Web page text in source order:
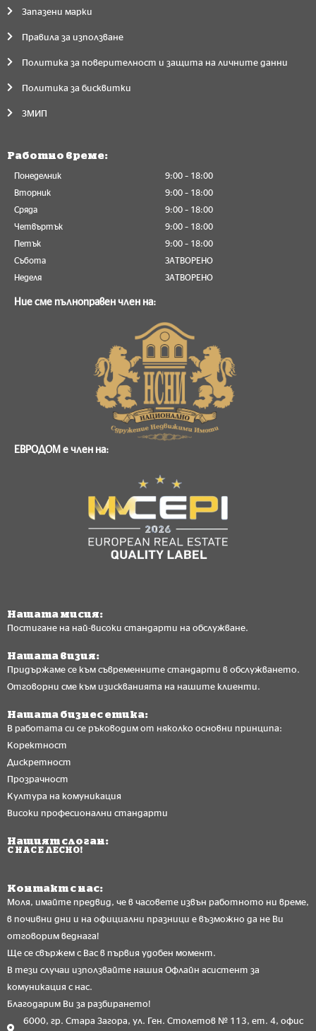
Запазени марки
Правила за използване
Политика за поверителност и защита на личните данни
Политика за бисквитки
ЗМИП
Работно време:
Понеделник
Вторник
Сряда
Четвъртък
Петък
Събота
Неделя
9:00 – 18:00
9:00 – 18:00
9:00 – 18:00
9:00 – 18:00
9:00 – 18:00
ЗАТВОРЕНО
ЗАТВОРЕНО
Ние сме пълноправен член на:
ЕВРОДОМ е член на:
Нашата мисия:
Постигане на най-високи стандарти на обслужване.
Нашата визия:
Придържаме се към съвременните стандарти в обслужването.
Отговорни сме към изискванията на нашите клиенти.
Нашата бизнес етика:
В работата си се ръководим от няколко основни принципа:
Коректност
Дискретност
Прозрачност
Култура на комуникация
Високи професионални стандарти
Нашият слоган:
С НАС Е ЛЕСНО!
Контакт с нас:
Моля, имайте предвид, че в часовете извън работното ни време,
в почивни дни и на официални празници е възможно да не Ви
отговорим веднага!
Ще се свържем с Вас в първия удобен момент.
В тези случаи използвайте нашия Офлайн асистент за
комуникация с нас.
Благодарим Ви за разбирането!
6000, гр. Стара Загора, ул. Ген. Столетов № 113, ет. 4, офис